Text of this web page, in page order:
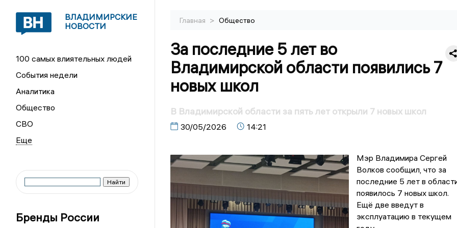
ВЛАДИМИРСКИЕ
НОВОСТИ
100 самых влиятельных людей
События недели
Аналитика
Общество
СВО
Бренды России
Главная > Общество
За последние 5 лет во
Владимирской области появились 7
новых школ
В Владимирской области за пять лет открыли 7 новых школ
30/05/2026 14:21
Мэр Владимира Сергей
Волков сообщил, что за
последние 5 лет в
появилось 7 новых школ.
Ещё две введут в
эксплуатацию в текущем